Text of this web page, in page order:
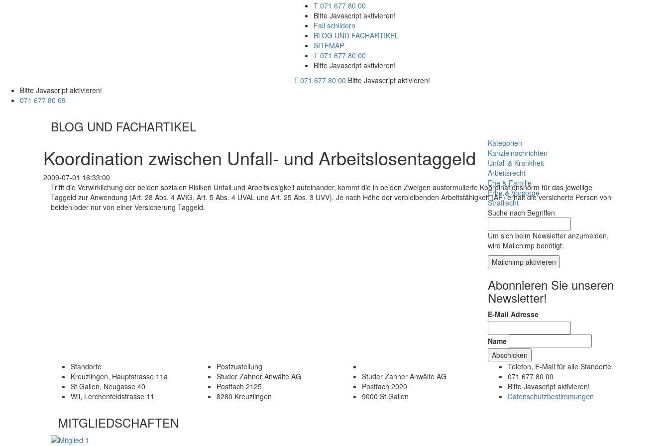
T 071 677 80 00
Bitte Javascript aktivieren!
Fall schildern
BLOG UND FACHARTIKEL
SITEMAP
T 071 677 80 00
Bitte Javascript aktivieren!
T 071 677 80 00 Bitte Javascript aktivieren!
Bitte Javascript aktivieren!
071 677 80 09
BLOG UND FACHARTIKEL
Kategorien
Kanzleinachrichten
Unfall & Krankheit
Arbeitsrecht
Ehe & Familie
Erbe & Vorsorge
Strafrecht
Suche nach Begriffen
Um sich beim Newsletter anzumelden,
wird Mailchimp benötigt.
Mailchimp aktivieren
Abonnieren Sie unseren
Newsletter!
E-Mail Adresse
Name
Koordination zwischen Unfall- und Arbeitslosentaggeld
2009-07-01 16:33:00
Trifft die Verwirklichung der beiden sozialen Risiken Unfall und Arbeitslosigkeit aufeinander, kommt die in beiden Zweigen ausformulierte Koordinationsnorm für das jeweilige
Taggeld zur Anwendung (Art. 28 Abs. 4 AVIG, Art. 5 Abs. 4 UVAL und Art. 25 Abs. 3 UVV). Je nach Höhe der verbleibenden Arbeitsfähigkeit (AF) erhält die versicherte Person von
beiden oder nur von einer Versicherung Taggeld.
Standorte
Kreuzlingen, Hauptstrasse 11a
St.Gallen, Neugasse 40
Wil, Lerchenfeldstrasse 11
Postzustellung
Studer Zahner Anwälte AG
Postfach 2125
8280 Kreuzlingen
Studer Zahner Anwälte AG
Postfach 2020
9000 St.Gallen
Telefon, E-Mail für alle Standorte
071 677 80 00
Bitte Javascript aktivieren!
Datenschutzbestimmungen
MITGLIEDSCHAFTEN